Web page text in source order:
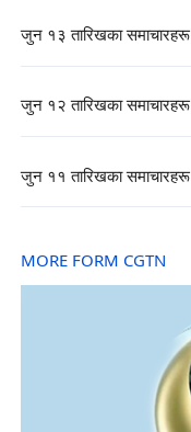
जुन १३ तारिखका समाचारहरू
जुन १२ तारिखका समाचारहरू
जुन ११ तारिखका समाचारहरू
MORE FORM CGTN